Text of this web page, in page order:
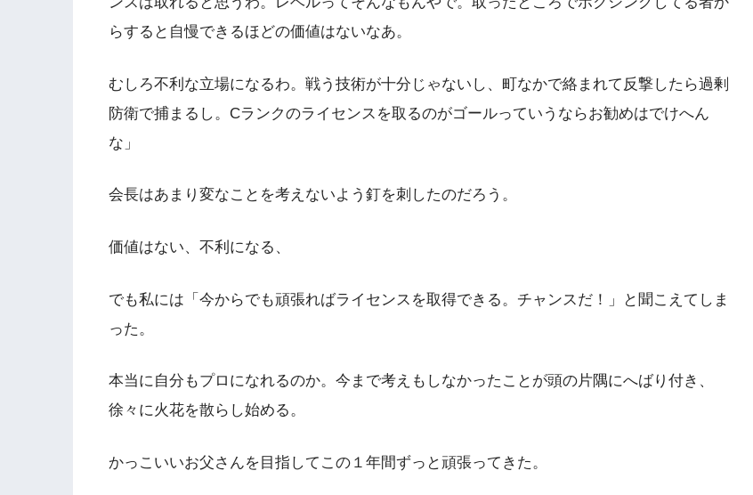
らすると自慢できるほどの価値はないなあ。
むしろ不利な立場になるわ。戦う技術が十分じゃないし、町なかで絡まれて反撃したら過剰
防衛で捕まるし。Cランクのライセンスを取るのがゴールっていうならお勧めはでけへん
な」
会長はあまり変なことを考えないよう釘を刺したのだろう。
価値はない、不利になる、
でも私には「今からでも頑張ればライセンスを取得できる。チャンスだ！」と聞こえてしま
った。
本当に自分もプロになれるのか。今まで考えもしなかったことが頭の片隅にへばり付き、
徐々に火花を散らし始める。
かっこいいお父さんを目指してこの１年間ずっと頑張ってきた。